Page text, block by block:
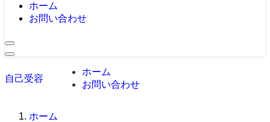
ホーム
お問い合わせ
自己受容
ホーム
お問い合わせ
ホーム